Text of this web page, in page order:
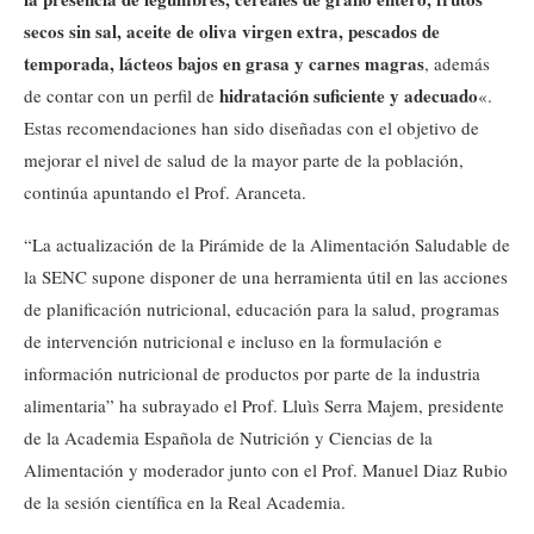
secos sin sal, aceite de oliva virgen extra, pescados de
temporada, lácteos bajos en grasa y carnes magras, además
de contar con un perfil de hidratación suficiente y adecuado«.
Estas recomendaciones han sido diseñadas con el objetivo de
mejorar el nivel de salud de la mayor parte de la población,
continúa apuntando el Prof. Aranceta.
“La actualización de la Pirámide de la Alimentación Saludable de
la SENC supone disponer de una herramienta útil en las acciones
de planificación nutricional, educación para la salud, programas
de intervención nutricional e incluso en la formulación e
información nutricional de productos por parte de la industria
alimentaria” ha subrayado el Prof. Lluìs Serra Majem, presidente
de la Academia Española de Nutrición y Ciencias de la
Alimentación y moderador junto con el Prof. Manuel Diaz Rubio
de la sesión científica en la Real Academia.